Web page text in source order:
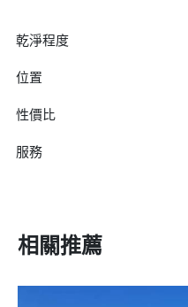
乾淨程度
位置
性價比
服務
相關推薦